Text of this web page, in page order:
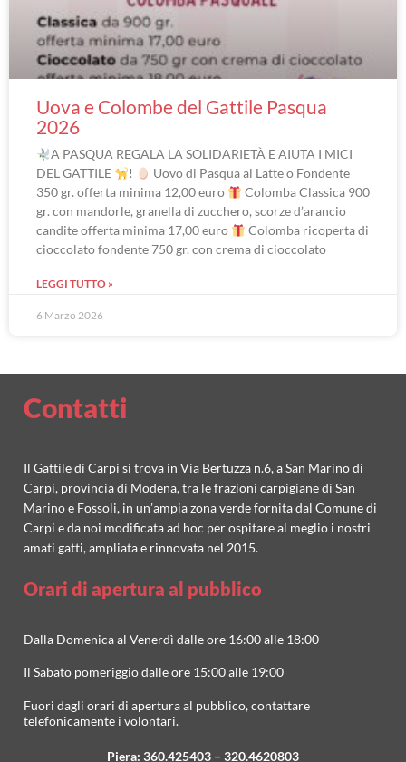
Uova e Colombe del Gattile Pasqua
2026
A PASQUA REGALA LA SOLIDARIETÀ E AIUTA I MICI
DEL GATTILE
!
Uovo di Pasqua al Latte o Fondente
350 gr. offerta minima 12,00 euro
Colomba Classica 900
gr. con mandorle, granella di zucchero, scorze d’arancio
candite offerta minima 17,00 euro
Colomba ricoperta di
cioccolato fondente 750 gr. con crema di cioccolato
LEGGI TUTTO »
6 Marzo 2026
Contatti
Il Gattile di Carpi si trova in Via Bertuzza n.6, a San Marino di
Carpi, provincia di Modena, tra le frazioni carpigiane di San
Marino e Fossoli, in un’ampia zona verde fornita dal Comune di
Carpi e da noi modificata ad hoc per ospitare al meglio i nostri
amati gatti, ampliata e rinnovata nel 2015.
Orari di apertura al pubblico
Dalla Domenica al Venerdì dalle ore 16:00 alle 18:00
Il Sabato pomeriggio dalle ore 15:00 alle 19:00
Fuori dagli orari di apertura al pubblico, contattare
telefonicamente i volontari.
Piera: 360.425403 – 320.4620803